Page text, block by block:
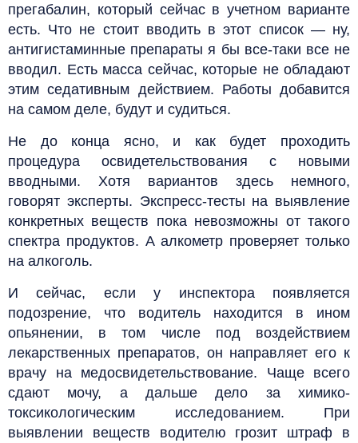
прегабалин, который сейчас в учетном варианте
есть. Что не стоит вводить в этот список — ну,
антигистаминные препараты я бы все-таки все не
вводил. Есть масса сейчас, которые не обладают
этим седативным действием. Работы добавится
на самом деле, будут и судиться.
Не до конца ясно, и как будет проходить
процедура освидетельствования с новыми
вводными. Хотя вариантов здесь немного,
говорят эксперты. Экспресс-тесты на выявление
конкретных веществ пока невозможны от такого
спектра продуктов. А алкометр проверяет только
на алкоголь.
И сейчас, если у инспектора появляется
подозрение, что водитель находится в ином
опьянении, в том числе под воздействием
лекарственных препаратов, он направляет его к
врачу на медосвидетельствование. Чаще всего
сдают мочу, а дальше дело за химико-
токсикологическим исследованием. При
выявлении веществ водителю грозит штраф в